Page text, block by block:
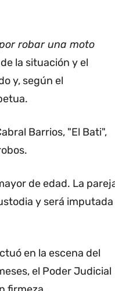
robar una moto
la situación y el
y, según el
Barrios, "El Bati",
de edad. La
y será imputada
en la escena del
el Poder Judicial